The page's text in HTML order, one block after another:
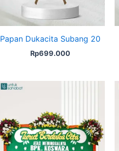
Papan Dukacita Subang 20
Rp699.000